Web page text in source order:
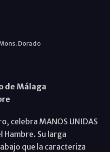
Dorado
de Málaga
celebra MANOS UNIDAS
Hambre. Su larga
que la caracteriza